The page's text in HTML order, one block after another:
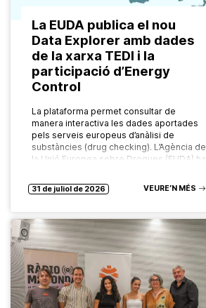
La EUDA publica el nou
Data Explorer amb dades
de la xarxa TEDI i la
participació d’Energy
Control
La plataforma permet consultar de
manera interactiva les dades aportades
pels serveis europeus d’anàlisi de
substàncies (drug checking). L’Agència de
la Unió Europea sobre Drogues (EUDA) ha
31 de juliol de 2026 VEURE’N MÉS